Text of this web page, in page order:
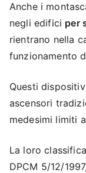
Anche i
negli edifici per
rientrano nella
funzionamento
Questi
ascensori
medesimi limiti
La loro
DPCM 5/12/